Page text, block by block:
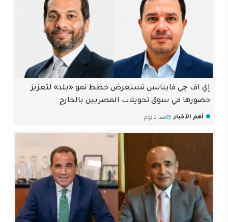
إي اف چي فاينانس تستعرض خطط نمو «بلد» لتعزيز
حضورها في سوق تحويلات المصريين بالخارج
أهم الأخبار منذ 2 يوم